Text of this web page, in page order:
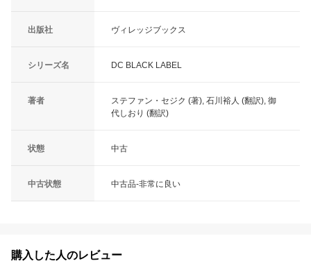
出版社 ヴィレッジブックス
シリーズ名 DC BLACK LABEL
著者
ステファン・セジク (著), 石川裕人 (翻訳), 御
代しおり (翻訳)
状態 中古
中古状態 中古品-非常に良い
購入した人のレビュー